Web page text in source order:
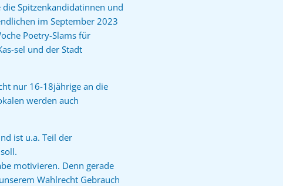
Spitzenkandidatinnen und
im September 2023
Poetry-Slams für
sel und der Stadt
nur 16-18jährige an die
werden auch
ist u.a. Teil der
motivieren. Denn gerade
Wahlrecht Gebrauch